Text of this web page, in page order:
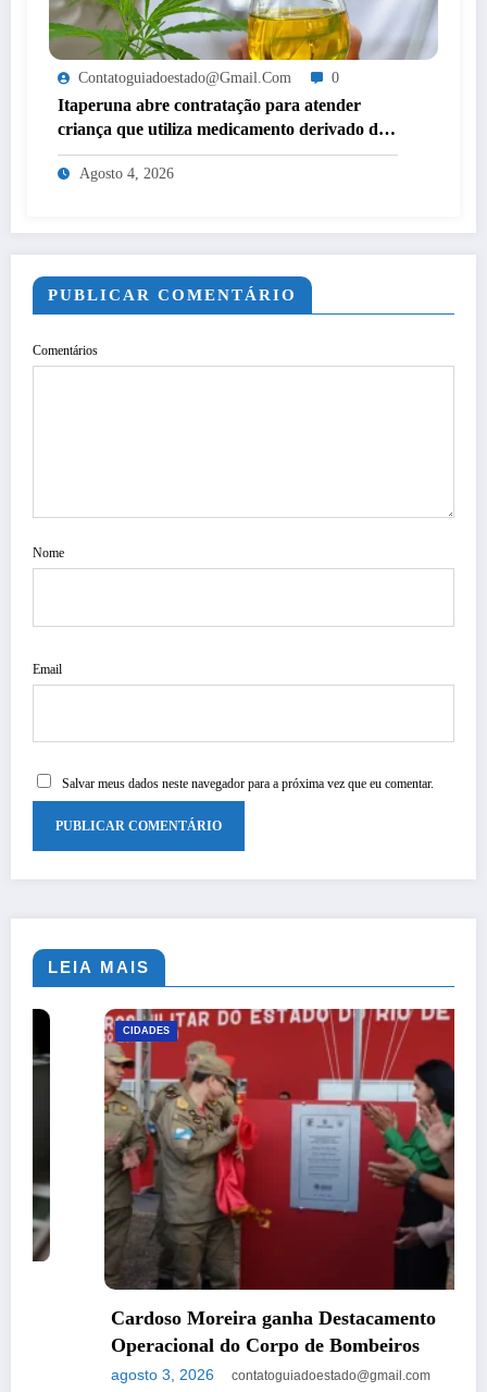
Contatoguiadoestado@gmail.com 0
Itaperuna abre contratação para atender
criança que utiliza medicamento derivado de
cannabis por decisão judicial
Agosto 4, 2026
PUBLICAR COMENTÁRIO
Comentários
Nome
Email
Salvar meus dados neste navegador para a próxima vez que eu comentar.
LEIA MAIS
Cardoso Moreira ganha Destacamento
Operacional do Corpo de Bombeiros
agosto 3, 2026 contatoguiadoestado@gmail.com